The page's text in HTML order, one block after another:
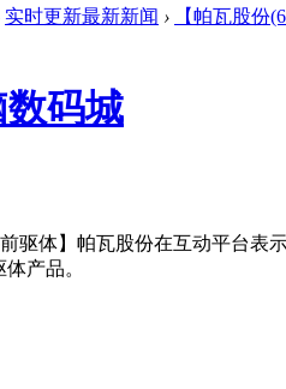
实时更新最新新闻 ›
【帕瓦股份
数码城
体】帕瓦股份在互动平台表
产品。